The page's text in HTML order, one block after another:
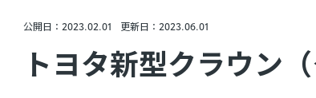
公開日：2023.02.01 更新日：2023.06.01
トヨタ新型クラウン